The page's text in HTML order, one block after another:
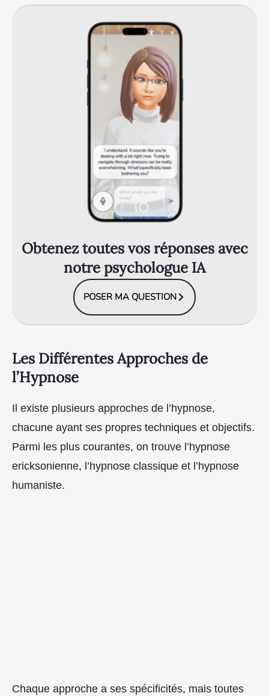
Obtenez toutes vos réponses avec
notre psychologue IA
POSER MA QUESTION
Les Différentes Approches de
l’Hypnose
Il existe plusieurs approches de l’hypnose,
chacune ayant ses propres techniques et objectifs.
Parmi les plus courantes, on trouve l’hypnose
ericksonienne, l’hypnose classique et l’hypnose
humaniste.
Chaque approche a ses spécificités, mais toutes